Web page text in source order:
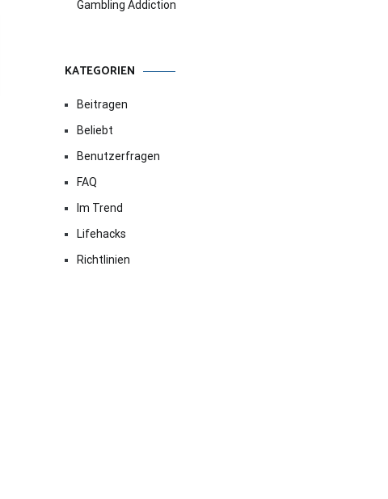
Gambling Addiction
KATEGORIEN
Beitragen
Beliebt
Benutzerfragen
FAQ
Im Trend
Lifehacks
Richtlinien